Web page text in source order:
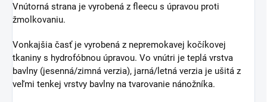
Vnútorná strana je vyrobená z fleecu s úpravou proti
žmolkovaniu.
Vonkajšia časť je vyrobená z nepremokavej kočíkovej
tkaniny s hydrofóbnou úpravou. Vo vnútri je teplá vrstva
bavlny (jesenná/zimná verzia), jarná/letná verzia je ušitá z
veľmi tenkej vrstvy bavlny na tvarovanie nánožníka.